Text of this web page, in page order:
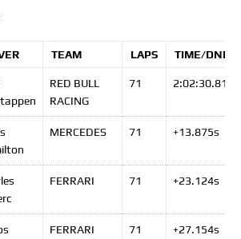
TEAM LAPS TIME/DNF
RED BULL
RACING
71 2:02:30.814
MERCEDES 71 +13.875s
FERRARI 71 +23.124s
FERRARI 71 +27.154s